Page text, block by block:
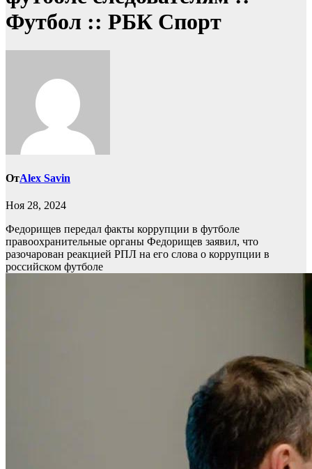
Футбол :: РБК Спорт
ОтAlex Savin
Ноя 28, 2024
Федорищев передал факты коррупции в футболе
правоохранительные органы Федорищев заявил, что
разочарован реакцией РПЛ на его слова о коррупции в
российском футболе